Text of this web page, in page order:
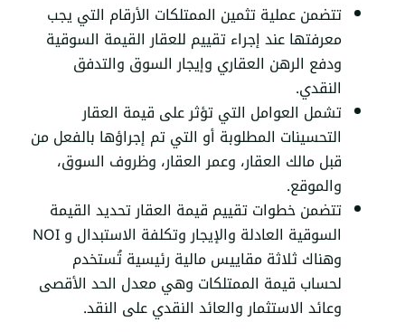
تتضمن عملية تثمين الممتلكات الأرقام التي يجب
معرفتها عند إجراء تقييم للعقار القيمة السوقية
ودفع الرهن العقاري وإيجار السوق والتدفق
النقدي.
تشمل العوامل التي تؤثر على قيمة العقار
التحسينات المطلوبة أو التي تم إجراؤها بالفعل من
قبل مالك العقار، وعمر العقار، وظروف السوق،
والموقع.
تتضمن خطوات تقييم قيمة العقار تحديد القيمة
السوقية العادلة والإيجار وتكلفة الاستبدال و NOI
وهناك ثلاثة مقاييس مالية رئيسية تُستخدم
لحساب قيمة الممتلكات وهي معدل الحد الأقصى
وعائد الاستثمار والعائد النقدي على النقد.